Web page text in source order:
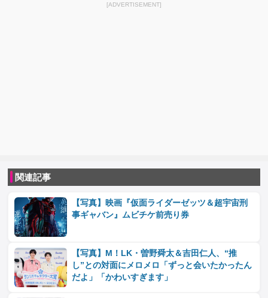
[ADVERTISEMENT]
関連記事
【写真】映画『仮面ライダーゼッツ＆超宇宙刑
事ギャバン』ムビチケ前売り券
【写真】M！LK・曽野舜太＆吉田仁人、“推
し”との対面にメロメロ「ずっと会いたかったん
だよ」「かわいすぎます」